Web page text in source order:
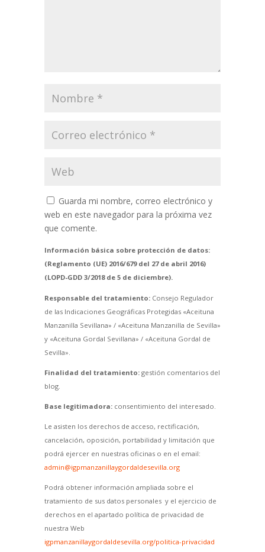
Guarda mi nombre, correo electrónico y
web en este navegador para la próxima vez
que comente.
Información básica sobre protección de datos:
(Reglamento (UE) 2016/679 del 27 de abril 2016)
(LOPD-GDD 3/2018 de 5 de diciembre).
Responsable del tratamiento:Consejo Regulador
de las Indicaciones Geográficas Protegidas «Aceituna
Manzanilla Sevillana» / «Aceituna Manzanilla de Sevilla»
y «Aceituna Gordal Sevillana» / «Aceituna Gordal de
Sevilla».
Finalidad del tratamiento:gestión comentarios del
blog.
Base legitimadora:consentimiento del interesado.
Le asisten los derechos de acceso, rectificación,
cancelación, oposición, portabilidad y limitación que
podrá ejercer en nuestras oficinas o en el email:
admin@igpmanzanillaygordaldesevilla.org
Podrá obtener información ampliada sobre el
tratamiento de sus datos personales y el ejercicio de
derechos en el apartado política de privacidad de
nuestra Web
igpmanzanillaygordaldesevilla.org/politica-privacidad